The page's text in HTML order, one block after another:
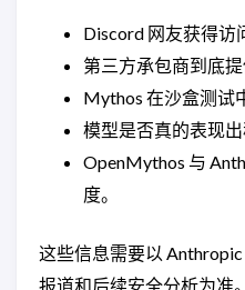
Discord 网友获得访
第三方承包商到底提
Mythos 在沙盒测试
模型是否真的表现出
OpenMythos 与
度。
这些信息需要以
报道和后续安全分析为准